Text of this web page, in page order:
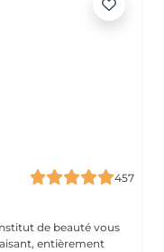
457
de beauté vous
entièrement